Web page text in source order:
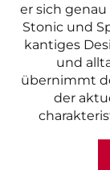
er sich
Stonic und
kantiges
und
übernimmt
der